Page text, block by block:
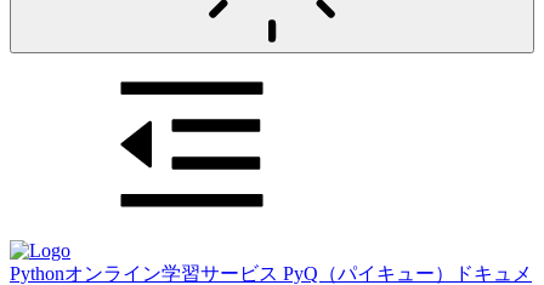
Pythonオンライン学習サービス PyQ（パイキュー）ドキュメ